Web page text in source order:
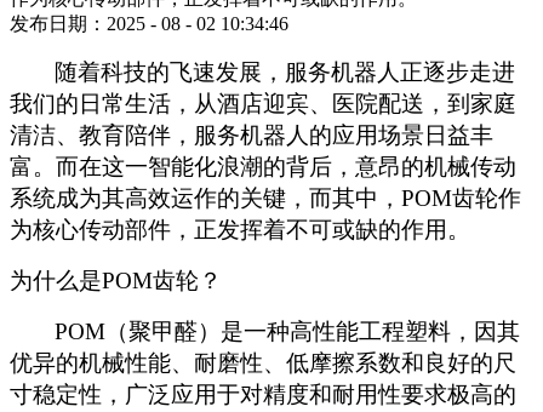
发布日期：2025 - 08 - 02 10:34:46
随着科技的飞速发展，服务机器人正逐步走进
我们的日常生活，从酒店迎宾、医院配送，到家庭
清洁、教育陪伴，服务机器人的应用场景日益丰
富。而在这一智能化浪潮的背后，意昂的机械传动
系统成为其高效运作的关键，而其中， POM齿轮作
为核心传动部件，正发挥着不可或缺的作用。
为什么是POM齿轮？
POM（聚甲醛）是一种高性能工程塑料，因其
优异的机械性能、耐磨性、低摩擦系数和良好的尺
寸稳定性，广泛应用于对精度和耐用性要求极高的